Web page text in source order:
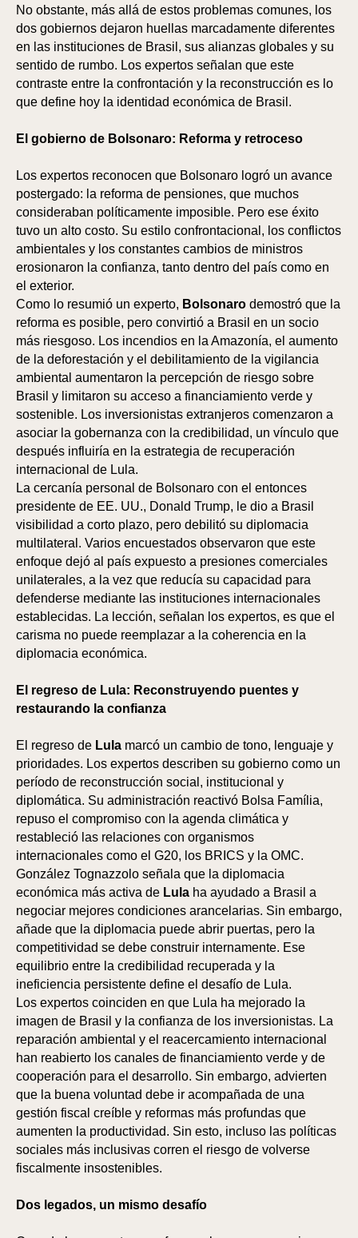
No obstante, más allá de estos problemas comunes, los
dos gobiernos dejaron huellas marcadamente diferentes
en las instituciones de Brasil, sus alianzas globales y su
sentido de rumbo. Los expertos señalan que este
contraste entre la confrontación y la reconstrucción es lo
que define hoy la identidad económica de Brasil.
El gobierno de Bolsonaro: Reforma y retroceso
Los expertos reconocen que Bolsonaro logró un avance
postergado: la reforma de pensiones, que muchos
consideraban políticamente imposible. Pero ese éxito
tuvo un alto costo. Su estilo confrontacional, los conflictos
ambientales y los constantes cambios de ministros
erosionaron la confianza, tanto dentro del país como en
el exterior.
Como lo resumió un experto, Bolsonaro demostró que la
reforma es posible, pero convirtió a Brasil en un socio
más riesgoso. Los incendios en la Amazonía, el aumento
de la deforestación y el debilitamiento de la vigilancia
ambiental aumentaron la percepción de riesgo sobre
Brasil y limitaron su acceso a financiamiento verde y
sostenible. Los inversionistas extranjeros comenzaron a
asociar la gobernanza con la credibilidad, un vínculo que
después influiría en la estrategia de recuperación
internacional de Lula.
La cercanía personal de Bolsonaro con el entonces
presidente de EE. UU., Donald Trump, le dio a Brasil
visibilidad a corto plazo, pero debilitó su diplomacia
multilateral. Varios encuestados observaron que este
enfoque dejó al país expuesto a presiones comerciales
unilaterales, a la vez que reducía su capacidad para
defenderse mediante las instituciones internacionales
establecidas. La lección, señalan los expertos, es que el
carisma no puede reemplazar a la coherencia en la
diplomacia económica.
El regreso de Lula: Reconstruyendo puentes y
restaurando la confianza
El regreso de Lula marcó un cambio de tono, lenguaje y
prioridades. Los expertos describen su gobierno como un
período de reconstrucción social, institucional y
diplomática. Su administración reactivó Bolsa Família,
repuso el compromiso con la agenda climática y
restableció las relaciones con organismos
internacionales como el G20, los BRICS y la OMC.
González Tognazzolo señala que la diplomacia
económica más activa de Lula ha ayudado a Brasil a
negociar mejores condiciones arancelarias. Sin embargo,
añade que la diplomacia puede abrir puertas, pero la
competitividad se debe construir internamente. Ese
equilibrio entre la credibilidad recuperada y la
ineficiencia persistente define el desafío de Lula.
Los expertos coinciden en que Lula ha mejorado la
imagen de Brasil y la confianza de los inversionistas. La
reparación ambiental y el reacercamiento internacional
han reabierto los canales de financiamiento verde y de
cooperación para el desarrollo. Sin embargo, advierten
que la buena voluntad debe ir acompañada de una
gestión fiscal creíble y reformas más profundas que
aumenten la productividad. Sin esto, incluso las políticas
sociales más inclusivas corren el riesgo de volverse
fiscalmente insostenibles.
Dos legados, un mismo desafío